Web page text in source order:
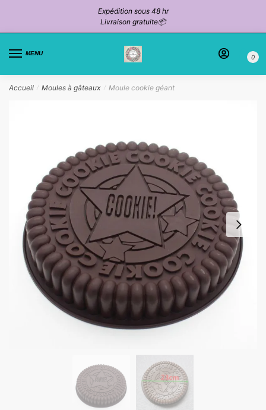
la
navigation
contenu
Expédition sous 48 hr
Livraison gratuite📦
MENU
0
Accueil / Moules à gâteaux / Moule cookie géant